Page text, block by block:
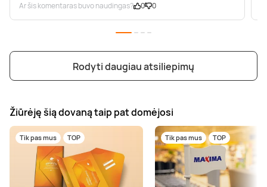
Ar šis komentaras buvo naudingas? 0 0
Rodyti daugiau atsiliepimų
Žiūrėję šią dovaną taip pat domėjosi
Tik pas mus TOP Tik pas mus TOP